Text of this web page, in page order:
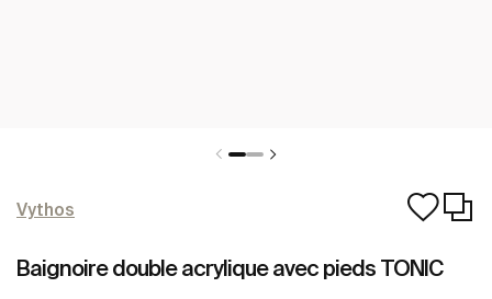
Vythos
Baignoire double acrylique avec pieds TONIC